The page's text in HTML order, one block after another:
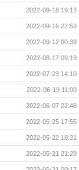
2022-09-18 19:13
2022-09-16 22:53
2022-09-12 00:39
2022-08-17 09:19
2022-07-23 14:10
2022-06-19 11:00
2022-06-07 22:48
2022-05-25 17:55
2022-05-22 18:31
2022-05-21 21:29